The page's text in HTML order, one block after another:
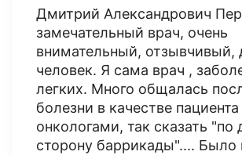
Дмитрий Александрович
замечательный врач, очень
внимательный, отзывчивый,
человек. Я сама врач ,
легких. Много общалась
болезни в качестве пациента
онкологами, так сказать "по
сторону баррикады".... Было